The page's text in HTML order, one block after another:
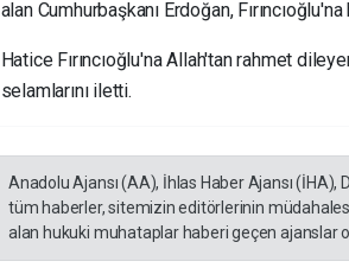
alan Cumhurbaşkanı Erdoğan,
Hatice Fırıncıoğlu'na Allah'tan rahmet
selamlarını iletti.
Anadolu Ajansı (AA), İhlas Haber Ajansı
tüm haberler, sitemizin editörlerinin
alan hukuki muhataplar haberi geçen ajanslar